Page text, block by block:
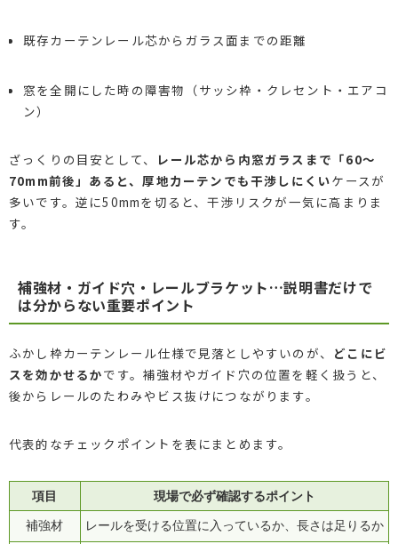
既存カーテンレール芯からガラス面までの距離
窓を全開にした時の障害物（サッシ枠・クレセント・エアコ
ン）
ざっくりの目安として、
レール芯から内窓ガラスまで「60〜
70mm前後」あると、厚地カーテンでも干渉しにくいケースが
多いです。逆に50mmを切ると、干渉リスクが一気に高まりま
す。
補強材・ガイド穴・レールブラケット…説明書だけで
は分からない重要ポイント
ふかし枠カーテンレール仕様で見落としやすいのが、 どこにビ
スを効かせるかです。補強材やガイド穴の位置を軽く扱うと、
後からレールのたわみやビス抜けにつながります。
代表的なチェックポイントを表にまとめます。
項目 現場で必ず確認するポイント
補強材 レールを受ける位置に入っているか、長さは足りるか